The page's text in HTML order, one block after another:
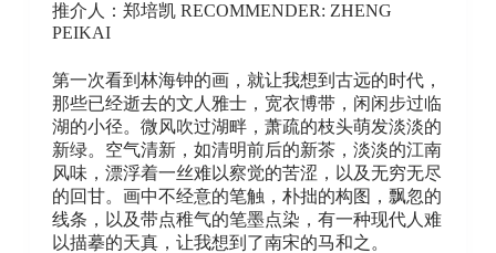
推介人：郑培凯 RECOMMENDER: ZHENG
PEIKAI
第一次看到林海钟的画，就让我想到古远的时代，
那些已经逝去的文人雅士，宽衣博带，闲闲步过临
湖的小径。微风吹过湖畔，萧疏的枝头萌发淡淡的
新绿。空气清新，如清明前后的新茶，淡淡的江南
风味，漂浮着一丝难以察觉的苦涩，以及无穷无尽
的回甘。画中不经意的笔触，朴拙的构图，飘忽的
线条，以及带点稚气的笔墨点染，有一种现代人难
以描摹的天真，让我想到了南宋的马和之。